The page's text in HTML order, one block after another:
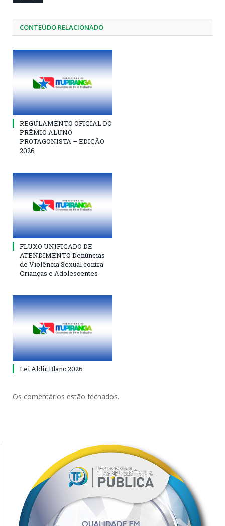
CONTEÚDO RELACIONADO
REGULAMENTO OFICIAL DO
PRÊMIO ALUNO
PROTAGONISTA – EDIÇÃO
2026
FLUXO UNIFICADO DE
ATENDIMENTO Denúncias
de Violência Sexual contra
Crianças e Adolescentes
Lei Aldir Blanc 2026
Os comentários estão fechados.